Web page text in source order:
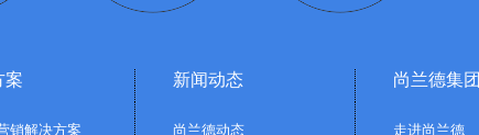
案
销解决方案
新闻动态
尚兰德动态
尚兰德集团
走进尚兰德